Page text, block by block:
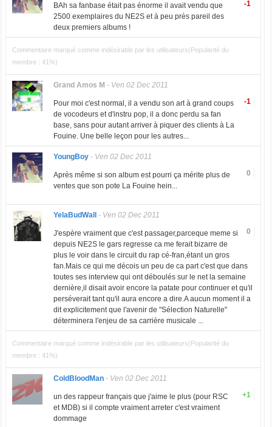
-1
BAh sa fanbase était pas énorme il avait vendu que
2500 exemplaires du NE2S et à peu près pareil des
deux premiers albums !
Commentaire marqué comme indésirable par les utilisateurs(Popularité du
membre : 41%)
Grand Amos M - Ven 02 Dec 2011
-1
Pour moi c'est normal, il a vendu son art à grand coups
de vocodeurs et d'instru pop, il a donc perdu sa fan
base, sans pour autant arriver à piquer des clients à La
Fouine. Une belle leçon pour les autres...
YoungBoy- Ven 02 Dec 2011
0
Après même si son album est pourri ça mérite plus de
ventes que son pote La Fouine hein...
YelaBudWall - Ven 02 Dec 2011
0
J'espère vraiment que c'est passager,parceque meme si
depuis NE2S le gars regresse ca me ferait bizarre de
plus le voir dans le circuit du rap cé-fran,étant un gros
fan.Mais ce qui me décois un peu de ca part c'est que dans
toutes ses interview qui ont déboulés sur le net la semaine
dernière,il disait avoir encore la patate pour continuer et qu'il
perséverait tant qu'il aura encore a dire.A aucun moment il a
dit explicitement que l'avenir de "Sélection Naturelle"
déterminera l'enjeu de sa carrière musicale ...
Commentaire marqué comme indésirable par les utilisateurs(Popularité du
membre : 41%)
ColdBloodMan- Ven 02 Dec 2011
+1
un des rappeur français que j'aime le plus (pour RSC
et MDB) si il compte vraiment arreter c'est vraiment
dommage